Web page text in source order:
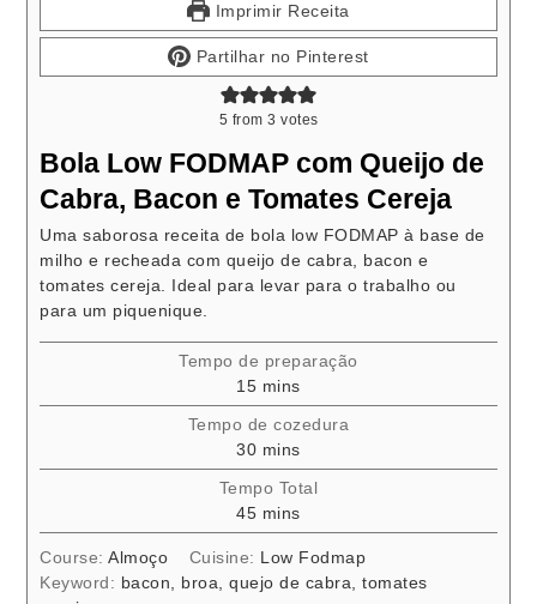
Imprimir Receita
Partilhar no Pinterest
5 from 3 votes
Bola Low FODMAP com Queijo de
Cabra, Bacon e Tomates Cereja
Uma saborosa receita de bola low FODMAP à base de
milho e recheada com queijo de cabra, bacon e
tomates cereja. Ideal para levar para o trabalho ou
para um piquenique.
Tempo de preparação
15minutes
mins
Tempo de cozedura
30minutes
mins
Tempo Total
45minutes
mins
Course:Almoço Cuisine: Low Fodmap
Keyword: bacon, broa, quejo de cabra, tomates